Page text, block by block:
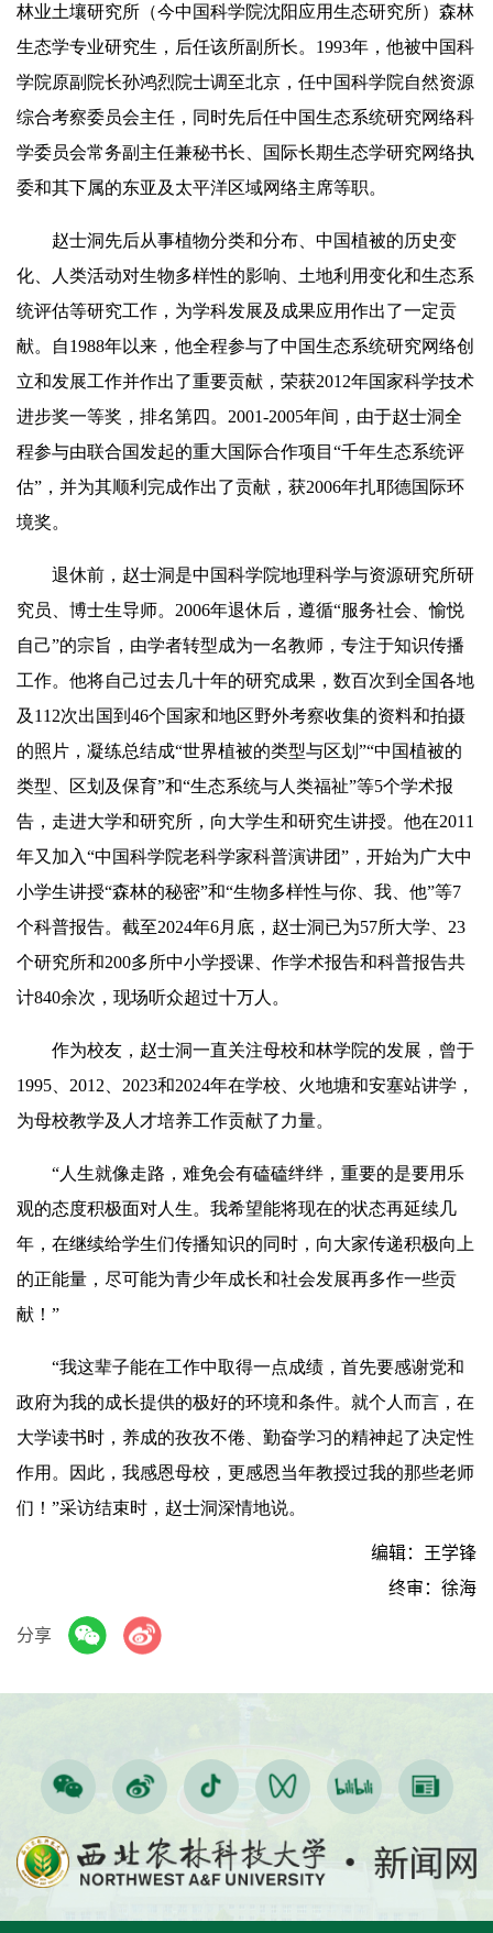
林业土壤研究所（今中国科学院沈阳应用生态研究所）森林
生态学专业研究生，后任该所副所长。1993年，他被中国科
学院原副院长孙鸿烈院士调至北京，任中国科学院自然资源
综合考察委员会主任，同时先后任中国生态系统研究网络科
学委员会常务副主任兼秘书长、国际长期生态学研究网络执
委和其下属的东亚及太平洋区域网络主席等职。
赵士洞先后从事植物分类和分布、中国植被的历史变
化、人类活动对生物多样性的影响、土地利用变化和生态系
统评估等研究工作，为学科发展及成果应用作出了一定贡
献。自1988年以来，他全程参与了中国生态系统研究网络创
立和发展工作并作出了重要贡献，荣获2012年国家科学技术
进步奖一等奖，排名第四。2001-2005年间，由于赵士洞全
程参与由联合国发起的重大国际合作项目“千年生态系统评
估”，并为其顺利完成作出了贡献，获2006年扎耶德国际环
境奖。
退休前，赵士洞是中国科学院地理科学与资源研究所研
究员、博士生导师。2006年退休后，遵循“服务社会、愉悦
自己”的宗旨，由学者转型成为一名教师，专注于知识传播
工作。他将自己过去几十年的研究成果，数百次到全国各地
及112次出国到46个国家和地区野外考察收集的资料和拍摄
的照片，凝练总结成“世界植被的类型与区划”“中国植被的
类型、区划及保育”和“生态系统与人类福祉”等5个学术报
告，走进大学和研究所，向大学生和研究生讲授。他在2011
年又加入“中国科学院老科学家科普演讲团”，开始为广大中
小学生讲授“森林的秘密”和“生物多样性与你、我、他”等7
个科普报告。截至2024年6月底，赵士洞已为57所大学、23
个研究所和200多所中小学授课、作学术报告和科普报告共
计840余次，现场听众超过十万人。
作为校友，赵士洞一直关注母校和林学院的发展，曾于
1995、2012、2023和2024年在学校、火地塘和安塞站讲学，
为母校教学及人才培养工作贡献了力量。
“人生就像走路，难免会有磕磕绊绊，重要的是要用乐
观的态度积极面对人生。我希望能将现在的状态再延续几
年，在继续给学生们传播知识的同时，向大家传递积极向上
的正能量，尽可能为青少年成长和社会发展再多作一些贡
献！”
“我这辈子能在工作中取得一点成绩，首先要感谢党和
政府为我的成长提供的极好的环境和条件。就个人而言，在
大学读书时，养成的孜孜不倦、勤奋学习的精神起了决定性
作用。因此，我感恩母校，更感恩当年教授过我的那些老师
们！”采访结束时，赵士洞深情地说。
编辑：王学锋
终审：徐海
分享